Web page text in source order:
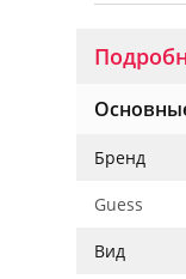
Бренд
Guess
Вид